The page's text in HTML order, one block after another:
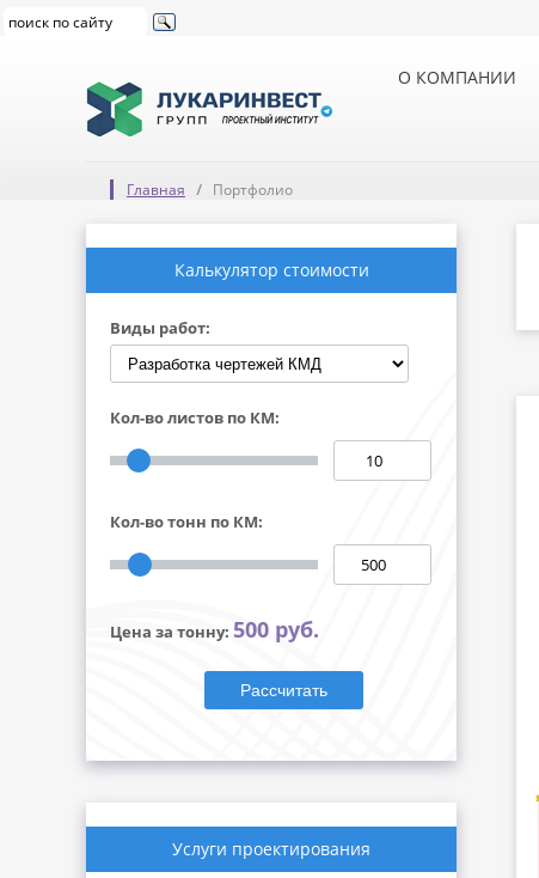
О КОМПАНИИ
Главная Портфолио
Калькулятор стоимости
Виды работ:
Кол-во листов по КМ:
Кол-во тонн по КМ:
Цена за тонну: 500 руб.
Рассчитать
Услуги проектирования